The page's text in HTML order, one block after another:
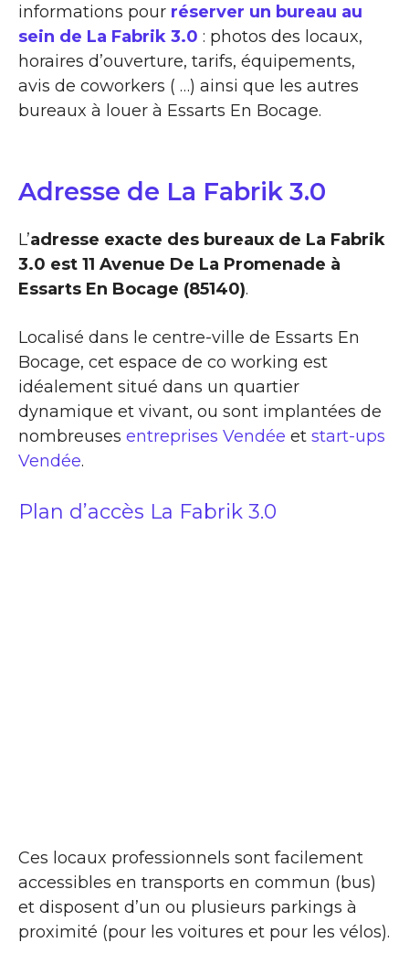
informations pour réserver un bureau au
sein de La Fabrik 3.0 : photos des locaux,
horaires d’ouverture, tarifs, équipements,
avis de coworkers ( …) ainsi que les autres
bureaux à louer à Essarts En Bocage.
Adresse de La Fabrik 3.0
L’adresse exacte des bureaux de La Fabrik
3.0 est 11 Avenue De La Promenade à
Essarts En Bocage (85140).
Localisé dans le centre-ville de Essarts En
Bocage, cet espace de co working est
idéalement situé dans un quartier
dynamique et vivant, ou sont implantées de
nombreuses entreprises Vendée et start-ups
Vendée.
Plan d’accès La Fabrik 3.0
Ces locaux professionnels sont facilement
accessibles en transports en commun (bus)
et disposent d’un ou plusieurs parkings à
proximité (pour les voitures et pour les vélos).